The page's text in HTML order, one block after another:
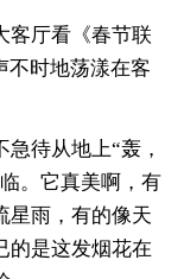
客厅看《春节联
不时地荡漾在客
待从地上“轰，
。它真美啊，有
星雨，有的像天
的是这发烟花在